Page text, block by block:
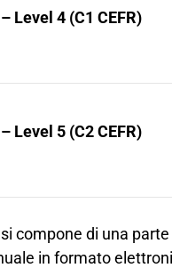
Level 4 (C1 CEFR)
Level 5 (C2 CEFR)
si compone di una
in formato